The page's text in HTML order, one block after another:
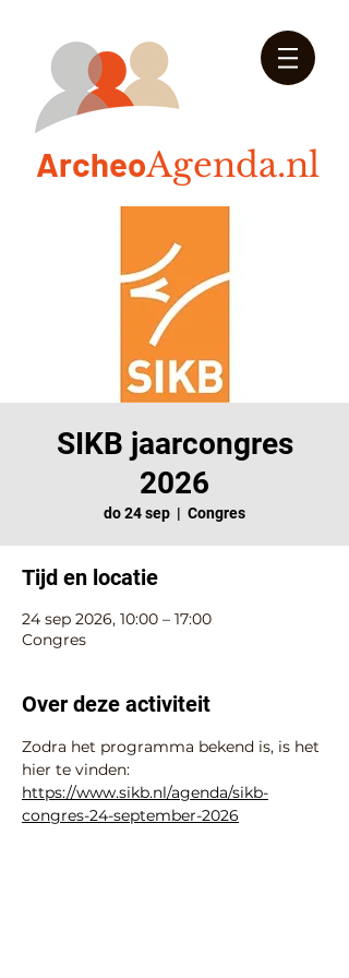
ArcheoAgenda.nl
SIKB jaarcongres
2026
do 24 sep
  |
Congres
Tijd en locatie
24 sep 2026, 10:00 – 17:00
Congres
Over deze activiteit
Zodra het programma bekend is, is het
hier te vinden:
https://www.sikb.nl/agenda/sikb-
congres-24-september-2026